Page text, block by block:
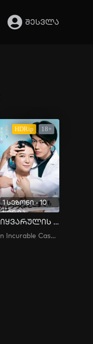
შესვლა
HDRip 18+
1 სეზონი - 10
სერია
სიყვარულის განუკურნებელი შემთხვევა
An Incurable Case of Love / 恋はつづくよどこまでも